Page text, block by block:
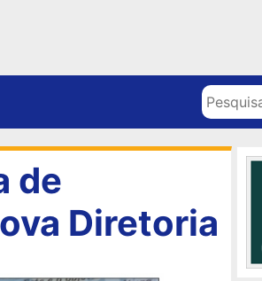
Pesquisar
de
Diretoria